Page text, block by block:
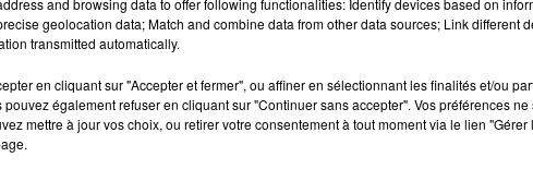
un ZOOM sur un sujet d'actualité. Rencontre avec les
geolocation data; Match and combine data from other data sources; Link different
transmitted automatically.
en cliquant sur "Accepter et fermer", ou affiner en sélectionnant les finalités et/ou
pouvez également refuser en cliquant sur "Continuer sans accepter". Vos préférences
mettre à jour vos choix, ou retirer votre consentement à tout moment via le lien